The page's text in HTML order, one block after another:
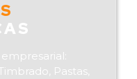
Pastas,